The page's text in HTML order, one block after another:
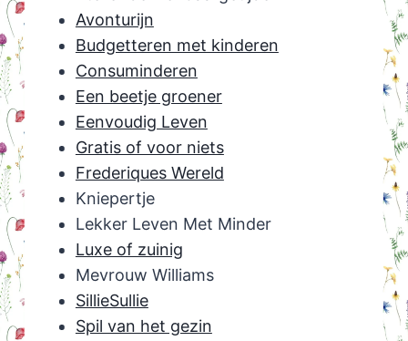
Avonturijn
Budgetteren met kinderen
Consuminderen
Een beetje groener
Eenvoudig Leven
Gratis of voor niets
Frederiques Wereld
Kniepertje
Lekker Leven Met Minder
Luxe of zuinig
Mevrouw Williams
SillieSullie
Spil van het gezin